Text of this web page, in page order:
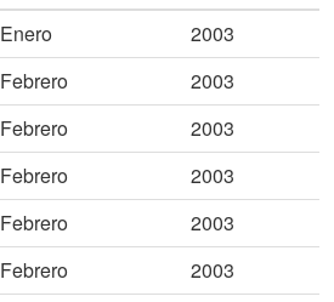
Enero
2003
Febrero
2003
Febrero
2003
Febrero
2003
Febrero
2003
Febrero
2003